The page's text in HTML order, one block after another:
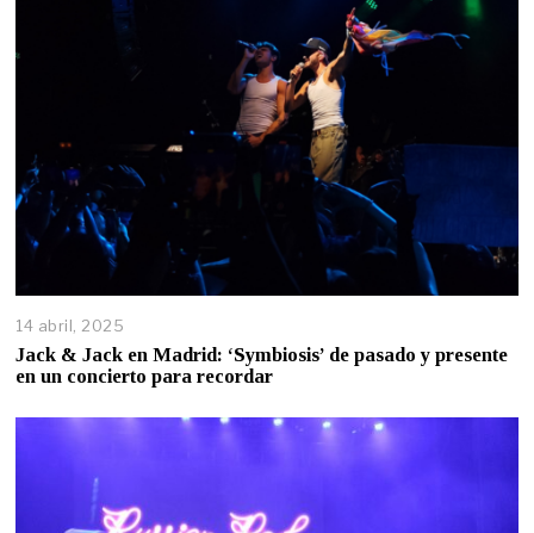
14 abril, 2025
Jack & Jack en Madrid: ‘Symbiosis’ de pasado y presente
en un concierto para recordar